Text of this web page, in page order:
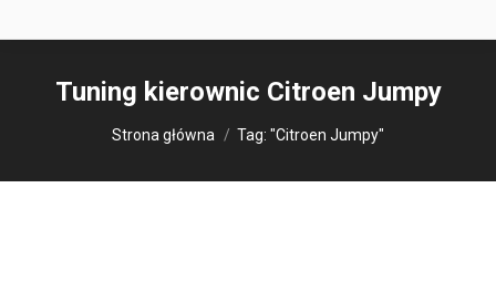
Tuning kierownic Citroen Jumpy
Jesteś tutaj:
Strona główna Tag: "Citroen Jumpy"